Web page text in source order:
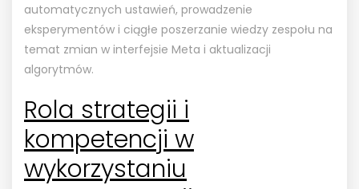
automatycznych ustawień, prowadzenie
eksperymentów i ciągłe poszerzanie wiedzy zespołu na
temat zmian w interfejsie Meta i aktualizacji
algorytmów.
Rola strategii i
kompetencji w
wykorzystaniu